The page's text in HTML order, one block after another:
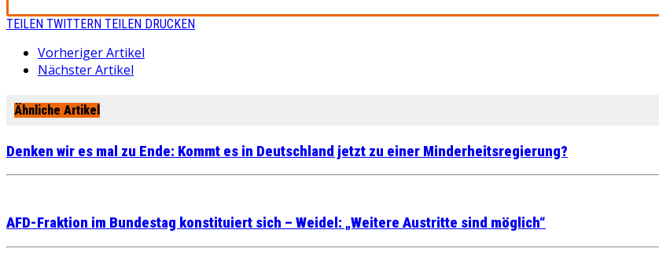
TEILEN TWITTERN TEILEN DRUCKEN
Vorheriger Artikel
Nächster Artikel
Ähnliche Artikel
Denken wir es mal zu Ende: Kommt es in Deutschland jetzt zu einer Minderheitsregierung?
AFD-Fraktion im Bundestag konstituiert sich – Weidel: „Weitere Austritte sind möglich“